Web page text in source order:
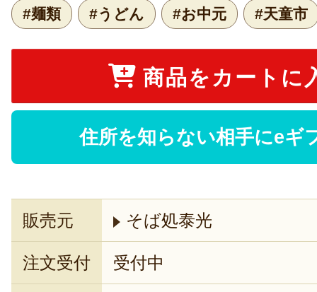
#麺類 #うどん #お中元 #天童市
商品をカートに
住所を知らない相手にeギ
販売元 そば処泰光
注文受付 受付中